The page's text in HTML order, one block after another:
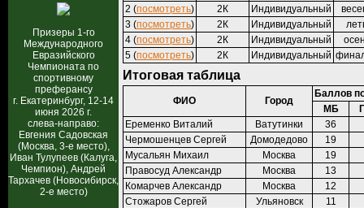
Призеры 1-го
Международного
Евразийского
Чемпионата по
спортивному
преферансу
г. Екатеринбург, 12-14
июня 2026 г.
слева-направо:
Евгения Садовская
(Москва, 3-е место),
Иван Тулупеев (Калуга,
Чемпион), Андрей
Тархачев (Новосибирск,
2-е место)
2 (посмотреть) 2К Индивидуальный
3 (посмотреть) 2К Индивидуальный
4 (посмотреть) 2К Индивидуальный
5 (посмотреть) 2К Индивидуальный
Итоговая таблица
ФИО Город
Баллов
МБ
Еременко Виталий
Ватутинки
36
Чермошенцев Сергей
Домодедово
19
Мусальян Михаил
Москва
19
Правосуд Александр
Москва
13
Комарчев Александр
Москва
12
Стожаров Сергей
Ульяновск
11